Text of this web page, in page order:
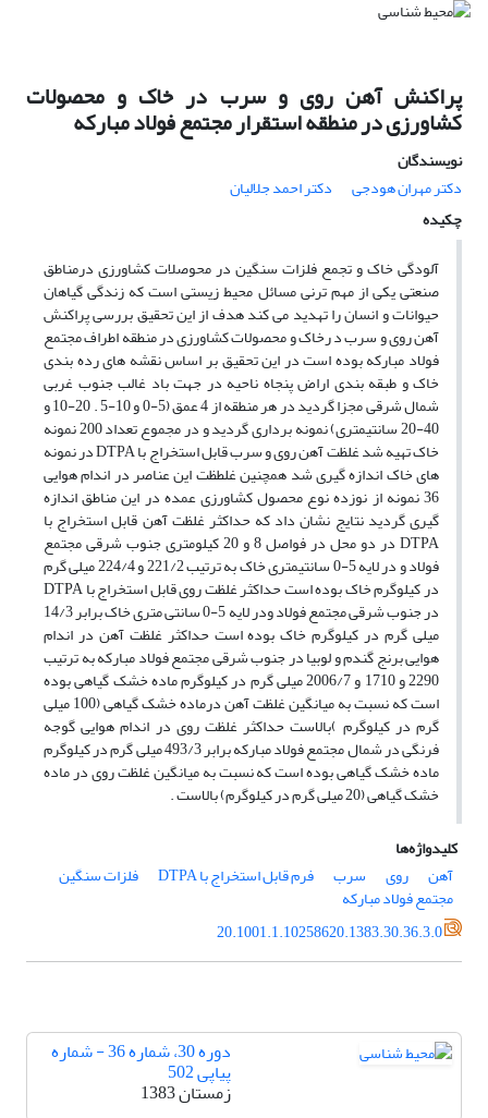
پراکنش آهن روی و سرب در خاک و محصولات
کشاورزی در منطقه استقرار مجتمع فولاد مبارکه
نویسندگان
دکتر مهران هودجی
دکتر احمد جلالیان
چکیده
آلودگی خاک و تجمع فلزات سنگین در محوصلات کشاورزی درمناطق
صنعتی یکی از مهم ترنی مسائل محیط زیستی است که زندگی گیاهان
حیوانات و انسان را تهدید می کند هدف از این تحقیق بررسی پراکنش
آهن روی و سرب د رخاک و محصولات کشاورزی در منطقه اطراف مجتمع
فولاد مبارکه بوده است در این تحقیق بر اساس نقشه های رده بندی
خاک و طبقه بندی اراض پنجاه ناحیه در جهت باد غالب جنوب غربی
شمال شرقی مجزا گردید در هر منطقه از 4 عمق (5-0 و 10-5 . 20-10 و
40-20 سانتیمتری) نمونه برداری گردید و در مجموع تعداد 200 نمونه
خاک تهیه شد غلظت آهن روی و سرب قابل استخراج با DTPA در نمونه
های خاک اندازه گیری شد همچنین غلطظت این عناصر در اندام هوایی
36 نمونه از نوزده نوع محصول کشاورزی عمده در این مناطق اندازه
گیری گردید نتایج نشان داد که حداکثر غلظت آهن قابل استخراج با
DTPA در دو محل در فواصل 8 و 20 کیلومتری جنوب شرقی مجتمع
فولاد و در لایه 5-0 سانتیمتری خاک به ترتیب 221/2 و 224/4 میلی گرم
در کیلوگرم خاک بوده است حداکثر غلظت روی قابل استخراج با DTPA
در جنوب شرقی مجتمع فولاد ودر لایه 5-0 سانتی متری خاک برابر 14/3
میلی گرم در کیلوگرم خاک بوده است حداکثر غلظت آهن در اندام
هوایی برنج گندم و لوبیا در جنوب شرقی مجتمع فولاد مبارکه به ترتیب
2290 و 1710 و 2006/7 میلی گرم در کیلوگرم ماده خشک گیاهی بوده
است که نسبت به میانگین غلظت آهن درماده خشک گیاهی (100 میلی
گرم در کیلوگرم )بالاست حداکثر غلظت روی در اندام هوایی گوجه
فرنگی در شمال مجتمع فولاد مبارکه برابر 493/3 میلی گرم در کیلوگرم
ماده خشک گیاهی بوده است که نسبت به میانگین غلظت روی در ماده
خشک گیاهی (20 میلی گرم در کیلوگرم) بالاست .
کلیدواژه‌ها
آهن
روی سرب فرم قابل استخراج با DTPA فلزات سنگین
مجتمع فولاد مبارکه
20.1001.1.10258620.1383.30.36.3.0
دوره 30، شماره 36 - شماره
پیاپی 502
زمستان 1383